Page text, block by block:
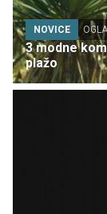
NOVICE
3 modne
plažo